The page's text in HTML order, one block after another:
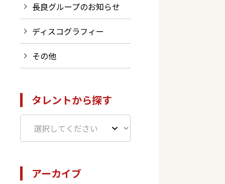
長良グループのお知らせ
ディスコグラフィー
その他
タレントから探す
アーカイブ